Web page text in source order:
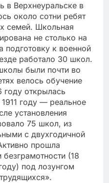
в Верхнеуральске в
около сотни ребят
семей. Школьная
не столько на
подготовку к военной
работало 30 школ.
были почти во
велось обучение
году открылась
году — реальное
установления
75 школ, из
с двухгодичной
прошла
(18
под лозунгом